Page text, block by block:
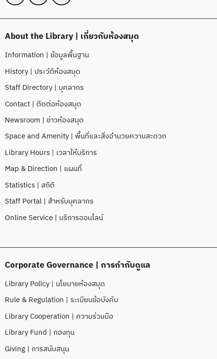
About the Library | เกี่ยวกับห้องสมุด
Information | ข้อมูลพื้นฐาน
History | ประวัติห้องสมุด
Staff Directory | บุคลากร
Contact | ติดต่อห้องสมุด
Newsroom | ข่าวห้องสมุด
Space and Amenity | พื้นที่และสิ่งอำนวยความสะดวก
Library Hours | เวลาให้บริการ
Map & Direction | แผนที่
Statistics | สถิติ
Staff Portal | สำหรับบุคลากร
Online Service | บริการออนไลน์
Corporate Governance | การกำกับดูแล
Library Policy | นโยบายห้องสมุด
Rule & Regulation | ระเบียบข้อบังคับ
Library Cooperation | ความร่วมมือ
Library Fund | กองทุน
Giving | การสนับสนุน